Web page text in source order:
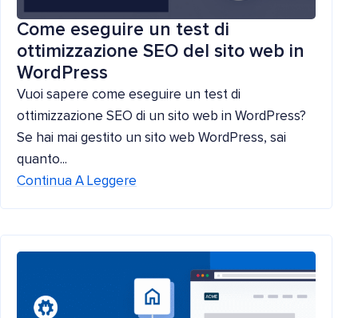
Come eseguire un test di
ottimizzazione SEO del sito web in
WordPress
Vuoi sapere come eseguire un test di
ottimizzazione SEO di un sito web in WordPress?
Se hai mai gestito un sito web WordPress, sai
quanto...
Continua A Leggere